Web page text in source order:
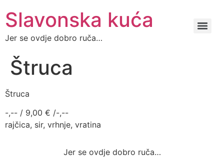
Slavonska kuća
Jer se ovdje dobro ruča…
Štruca
Štruca
-,-- / 9,00 € /-,--
rajčica, sir, vrhnje, vratina
Jer se ovdje dobro ruča…